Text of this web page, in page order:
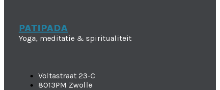
PATIPADA
Yoga, meditatie & spiritualiteit
Voltastraat 23-C
8013PM Zwolle